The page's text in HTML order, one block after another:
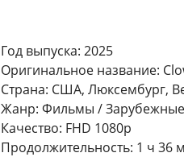
Год выпуска: 2025
Оригинальное название:
Страна: США, Люксембург,
Жанр: Фильмы /
Качество: FHD 1080p
Продолжительность: 1 ч 36